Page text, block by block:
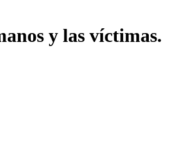
y las víctimas.